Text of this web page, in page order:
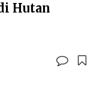
Hutan